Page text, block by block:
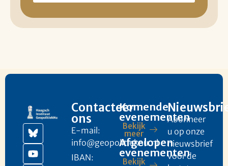
Contacteer
ons
E-mail:
info@geopolitieknu.nl
IBAN:
Komende
evenementen
Bekijk
meer
Afgelopen
evenementen
Bekijk
Abonneer
u op onze
nieuwsbrief
voor de